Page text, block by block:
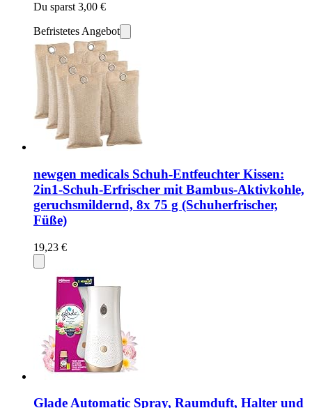
Du sparst 3,00 €
Befristetes Angebot
newgen medicals Schuh-Entfeuchter Kissen:
2in1-Schuh-Erfrischer mit Bambus-Aktivkohle,
geruchsmildernd, 8x 75 g (Schuherfrischer,
Füße)
19,23 €
Glade Automatic Spray, Raumduft, Halter und